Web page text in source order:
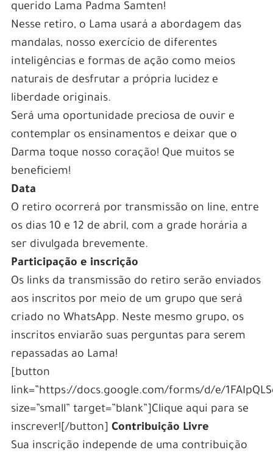
querido Lama Padma Samten!
Nesse retiro, o Lama usará a abordagem das
mandalas, nosso exercício de diferentes
inteligências e formas de ação como meios
naturais de desfrutar a própria lucidez e
liberdade originais.
Será uma oportunidade preciosa de ouvir e
contemplar os ensinamentos e deixar que o
Darma toque nosso coração! Que muitos se
beneficiem!
Data
O retiro ocorrerá por transmissão on line, entre
os dias 10 e 12 de abril, com a grade horária a
ser divulgada brevemente.
Participação e inscrição
Os links da transmissão do retiro serão enviados
aos inscritos por meio de um grupo que será
criado no WhatsApp. Neste mesmo grupo, os
inscritos enviarão suas perguntas para serem
repassadas ao Lama!
[button
link=”https://docs.google.com/forms/d/e/
size=”small” target=”blank”]Clique aqui para se
inscrever![/button] Contribuição Livre
Sua inscrição independe de uma contribuição